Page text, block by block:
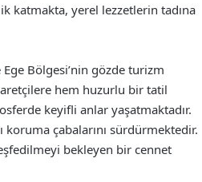
katmakta, yerel lezzetlerin tadına
Bölgesi’nin gözde turizm
hem huzurlu bir tatil
keyifli anlar yaşatmaktadır.
çabalarını sürdürmektedir.
bekleyen bir cennet